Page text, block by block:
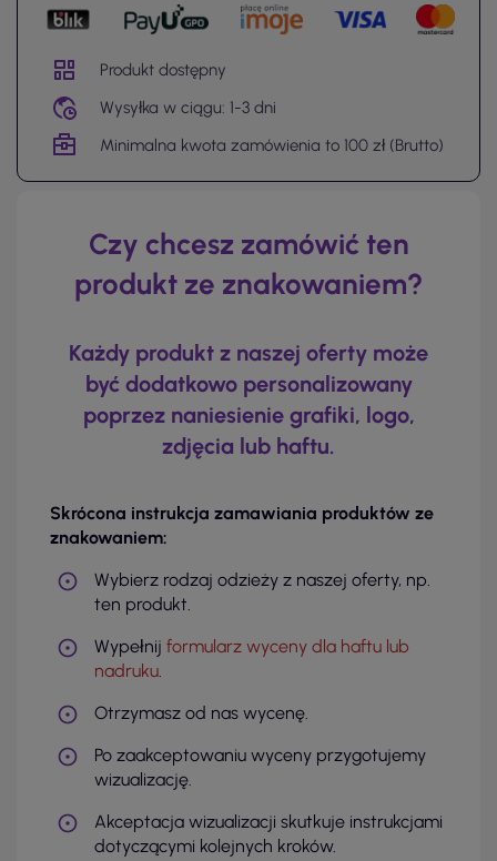
Produkt dostępny
Wysyłka w ciągu: 1-3 dni
Minimalna kwota zamówienia to 100 zł (Brutto)
Czy chcesz zamówić ten
produkt ze znakowaniem?
Każdy produkt z naszej oferty może
być dodatkowo personalizowany
poprzez naniesienie grafiki, logo,
zdjęcia lub haftu.
Skrócona instrukcja zamawiania produktów ze
znakowaniem:
Wybierz rodzaj odzieży z naszej oferty, np.
ten produkt.
Wypełnij formularz wyceny dla haftu lub
nadruku.
Otrzymasz od nas wycenę.
Po zaakceptowaniu wyceny przygotujemy
wizualizację.
Akceptacja wizualizacji skutkuje instrukcjami
dotyczącymi kolejnych kroków.